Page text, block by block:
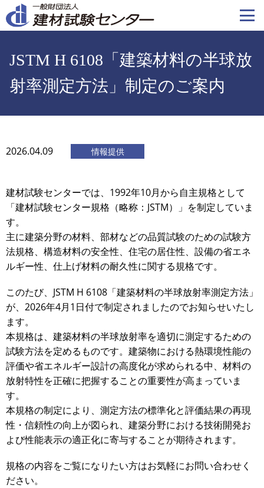
イ
動
JSTM H 6108「建築材料の半球放
射率測定方法」制定のご案内
2026.04.09 情報提供
建材試験センターでは、1992年10月から自主規格として
「建材試験センター規格（略称：JSTM）」を制定していま
す。
主に建築分野の材料、部材などの品質試験のための試験方
法規格、構造材料の安全性、住宅の居住性、設備の省エネ
ルギー性、仕上げ材料の耐久性に関する規格です。
このたび、JSTM H 6108「建築材料の半球放射率測定方法」
が、2026年4月1日付で制定されましたのでお知らせいたし
ます。
本規格は、建築材料の半球放射率を適切に測定するための
試験方法を定めるものです。建築物における熱環境性能の
評価や省エネルギー設計の高度化が求められる中、材料の
放射特性を正確に把握することの重要性が高まっていま
す。
本規格の制定により、測定方法の標準化と評価結果の再現
性・信頼性の向上が図られ、建築分野における技術開発お
よび性能表示の適正化に寄与することが期待されます。
規格の内容をご覧になりたい方はお気軽にお問い合わせく
ださい。